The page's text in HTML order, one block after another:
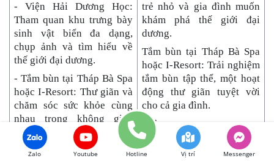
- Viện Hải Dương Học:
Tham quan khu trưng bày
sinh vật biển đa dạng,
chụp ảnh và tìm hiểu về
thế giới đại dương.
- Tắm bùn tại Tháp Bà Spa
hoặc I-Resort: Thư giãn và
chăm sóc sức khỏe cùng
nhau trong không gian
riêng tư.
Tối:
trẻ nhỏ và gia đình muốn
khám phá thế giới đại
dương.
Tắm bùn tại Tháp Bà Spa
hoặc I-Resort: Trải nghiệm
tắm bùn tập thể, một hoạt
động thư giãn tuyệt vời
cho cả gia đình.
Tối
- Dạo chợ đêm Trần Phú:
Cả gia đình có thể thưởng
Zalo Youtube Hotline Vị trí Messenger